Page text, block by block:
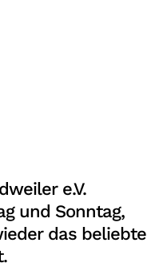
e.V.
und Sonntag,
das beliebte